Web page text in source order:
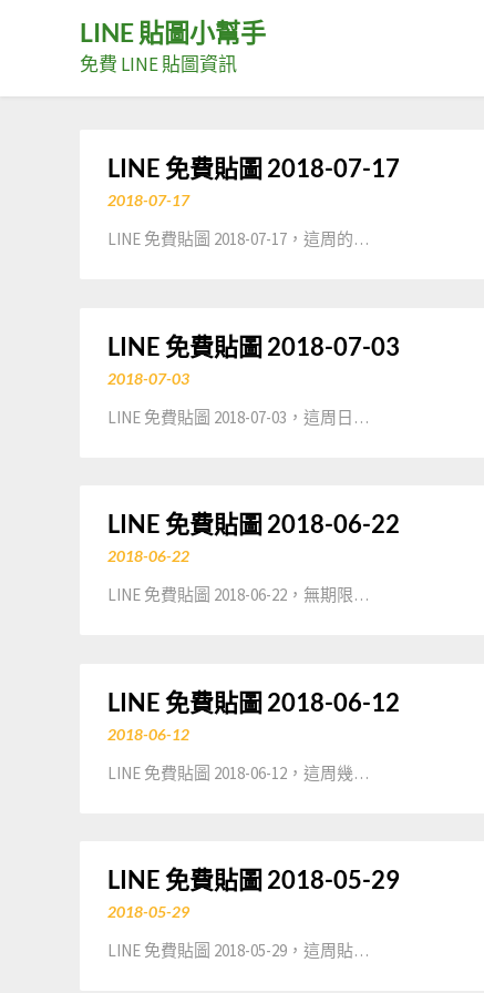
LINE 貼圖小幫手
免費 LINE 貼圖資訊
LINE 免費貼圖 2018-07-17
2018-07-17
LINE 免費貼圖 2018-07-17，這周的…
LINE 免費貼圖 2018-07-03
2018-07-03
LINE 免費貼圖 2018-07-03，這周日…
LINE 免費貼圖 2018-06-22
2018-06-22
LINE 免費貼圖 2018-06-22，無期限…
LINE 免費貼圖 2018-06-12
2018-06-12
LINE 免費貼圖 2018-06-12，這周幾…
LINE 免費貼圖 2018-05-29
2018-05-29
LINE 免費貼圖 2018-05-29，這周貼…